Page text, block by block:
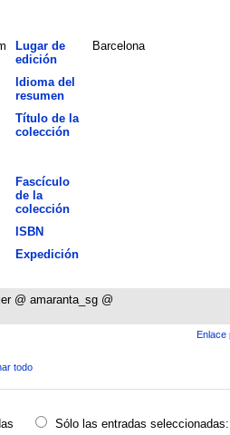
Lugar de
edición
Barcelona
Idioma del
resumen
Título de la
colección
Fascículo
de la
colección
ISBN
Expedición
@ amaranta_sg @
Enlace
todo
Sólo las entradas seleccionadas: